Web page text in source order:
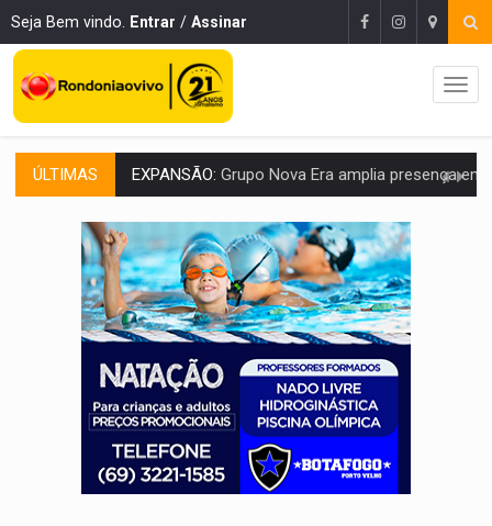
Seja Bem vindo. Entrar / Assinar
ÚLTIMAS ROTA GLOBAL:PCC amplia presença internacional e transforma Brasil em
CONEXÃO RONDONIAOVIVO:Museólogo Antônio Ocampo conduz a história de
EXTENSÃO DE DANOS:Ferroviários pedem ao Iphan recuperação de área
VARIANDO O CARDÁPIO:Veja essa receita de carne assada para o
PREJUÍZO AOS ESTUDANTES:Greve dos professores em PVH é
POSSESSÃO DE DEBORAH LOGAN:
TRANSPARÊNCIA:TCE reúne candidatos ao Governo e apresenta
ELAS DECIDEM: Mulheres são maioria e representam 52% do eleitorado de